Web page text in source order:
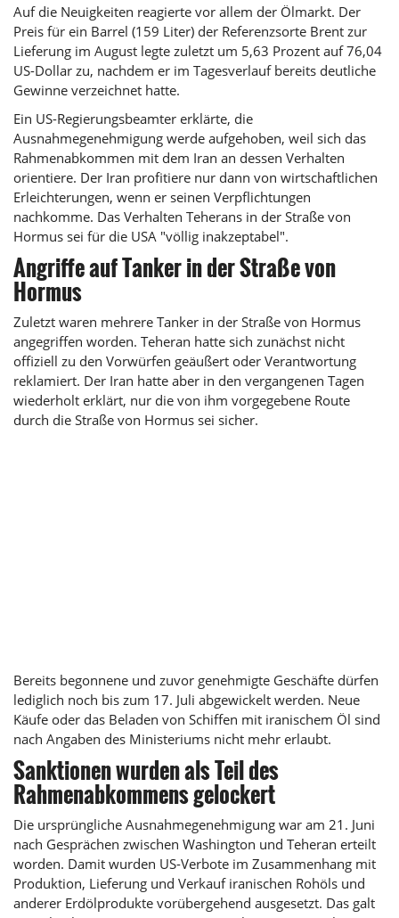
Auf die Neuigkeiten reagierte vor allem der Ölmarkt. Der
Preis für ein Barrel (159 Liter) der Referenzsorte Brent zur
Lieferung im August legte zuletzt um 5,63 Prozent auf 76,04
US-Dollar zu, nachdem er im Tagesverlauf bereits deutliche
Gewinne verzeichnet hatte.
Ein US-Regierungsbeamter erklärte, die
Ausnahmegenehmigung werde aufgehoben, weil sich das
Rahmenabkommen mit dem Iran an dessen Verhalten
orientiere. Der Iran profitiere nur dann von wirtschaftlichen
Erleichterungen, wenn er seinen Verpflichtungen
nachkomme. Das Verhalten Teherans in der Straße von
Hormus sei für die USA "völlig inakzeptabel".
Angriffe auf Tanker in der Straße von
Hormus
Zuletzt waren mehrere Tanker in der Straße von Hormus
angegriffen worden. Teheran hatte sich zunächst nicht
offiziell zu den Vorwürfen geäußert oder Verantwortung
reklamiert. Der Iran hatte aber in den vergangenen Tagen
wiederholt erklärt, nur die von ihm vorgegebene Route
durch die Straße von Hormus sei sicher.
Bereits begonnene und zuvor genehmigte Geschäfte dürfen
lediglich noch bis zum 17. Juli abgewickelt werden. Neue
Käufe oder das Beladen von Schiffen mit iranischem Öl sind
nach Angaben des Ministeriums nicht mehr erlaubt.
Sanktionen wurden als Teil des
Rahmenabkommens gelockert
Die ursprüngliche Ausnahmegenehmigung war am 21. Juni
nach Gesprächen zwischen Washington und Teheran erteilt
worden. Damit wurden US-Verbote im Zusammenhang mit
Produktion, Lieferung und Verkauf iranischen Rohöls und
anderer Erdölprodukte vorübergehend ausgesetzt. Das galt